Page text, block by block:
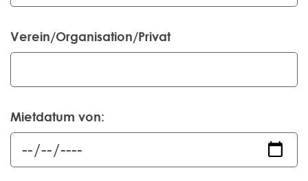
Verein/Organisation/Privat
Mietdatum von: